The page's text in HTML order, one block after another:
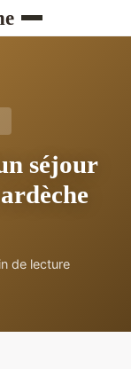
séjour
de lecture